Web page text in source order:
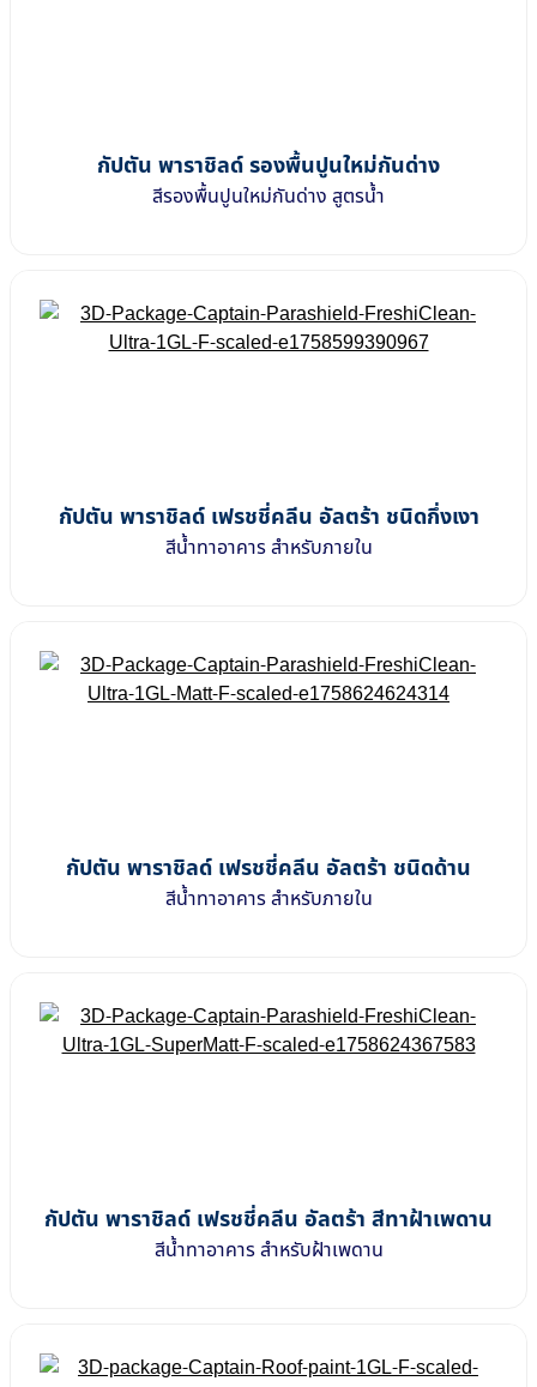
กัปตัน พาราชิลด์ รองพื้นปูนใหม่กันด่าง
สีรองพื้นปูนใหม่กันด่าง สูตรน้ำ
กัปตัน พาราชิลด์ เฟรชชี่คลีน อัลตร้า ชนิดกึ่งเงา
สีน้ำทาอาคาร สำหรับภายใน
กัปตัน พาราชิลด์ เฟรชชี่คลีน อัลตร้า ชนิดด้าน
สีน้ำทาอาคาร สำหรับภายใน
กัปตัน พาราชิลด์ เฟรชชี่คลีน อัลตร้า สีทาฝ้าเพดาน
สีน้ำทาอาคาร สำหรับฝ้าเพดาน